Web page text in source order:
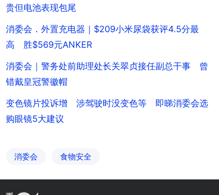
贵但电池表现包尾
消委会．外置充电器｜$209小米尿袋获评4.5分最
高 胜$569元ANKER
消委会｜警务处前助理处长关翠贞接任副总干事 曾
错戴皇冠警徽帽
变色镜片投诉增 涉驾驶时没变色等 即睇消委会选
购眼镜5大建议
消委会 食物安全